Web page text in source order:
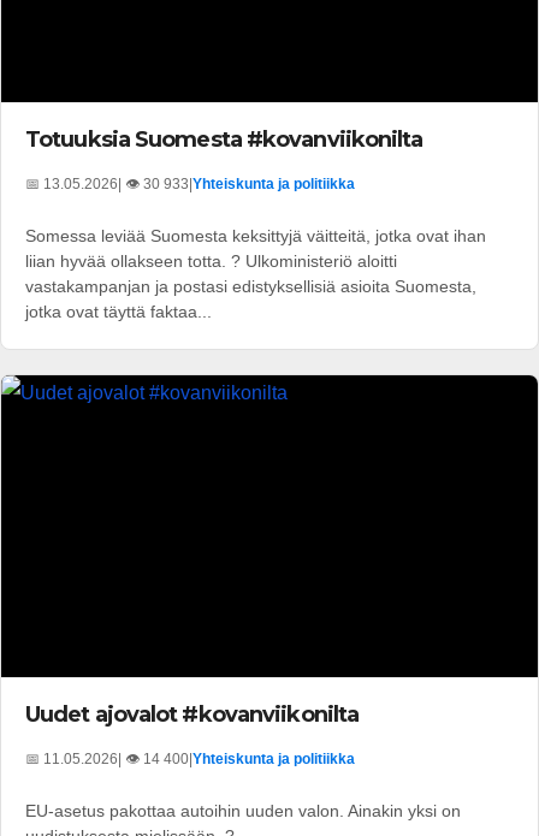
Totuuksia Suomesta #kovanviikonilta
📅 13.05.2026 | 👁️ 30 933 Yhteiskunta ja politiikka
Somessa leviää Suomesta keksittyjä väitteitä, jotka ovat ihan
liian hyvää ollakseen totta. ? Ulkoministeriö aloitti
vastakampanjan ja postasi edistyksellisiä asioita Suomesta,
jotka ovat täyttä faktaa...
Uudet ajovalot #kovanviikonilta
📅 11.05.2026 | 👁️ 14 400 Yhteiskunta ja politiikka
EU-asetus pakottaa autoihin uuden valon. Ainakin yksi on